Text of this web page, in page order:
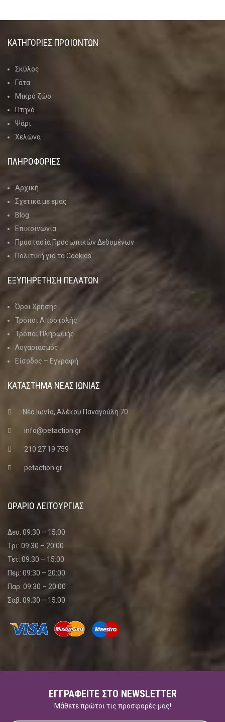
ΚΑΤΗΓΟΡΊΕΣ ΠΡΟΪΌΝΤΩΝ
Σκύλος
Γάτα
Μικρό ζώο
Πτηνό
Ψάρι
Χελώνα
ΠΛΗΡΟΦΟΡΙΕΣ
Αρχική
Σχετικά με εμάς
Blog
Επικοινωνία
Προστασία Προσωπικών Δεδομένων
Πολιτική για τα Cookies
ΕΞΥΠΗΡΕΤΗΣΗ ΠΕΛΑΤΩΝ
Όροι Χρήσης
Τρόποι Αποστολής
Τρόποι Πληρωμής
Λογαριασμός
Είσοδος – Εγγραφή
ΚΑΤΑΣΤΗΜΑ ΝΈΑΣ ΙΩΝΊΑΣ
Νέα Ιωνία, Αλέκου Παναγούλη 70
info@petaction.gr
210 27 19 759
petaction.gr
ΩΡΑΡΙΟ ΛΕΙΤΟΥΡΓΙΑΣ
Δευ: 09:30 – 15:00
Τρι: 09:30 – 20:00
Τετ: 09:30 – 15:00
Πεμ: 09:30 – 20:00
Παρ: 09:30 – 20:00
Σαβ: 09:30 – 15:00
ΕΓΓΡΑΦΕΊΤΕ ΣΤΟ NEWSLETTER
Μάθετε πρώτοι τις προσφορές μας!